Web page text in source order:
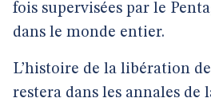
fois supervisées par le
dans le monde entier.
L’histoire de la libération
restera dans les annales de